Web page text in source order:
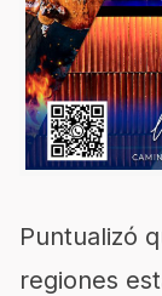
Puntualizó
regiones